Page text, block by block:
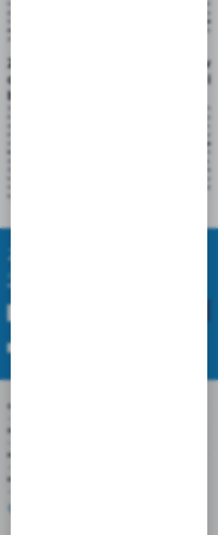
przeciwieństwie do opasek jednorazowych, które po zaciśnięciu
samozamykające oploty można wielokrotnie
otwierać i zamykać
, co pozwala na elastyczne dostosowanie do
zmieniających się potrzeb.
Zastosowanie oplotów
otwieranych w domowych i
biurowych instalacjach
instalacjach przynosi wiele korzyści. Organizacja kabli przy biurku czy
sprzęcie RTV staje się znacznie prostsza dzięki tym rozwiązaniom,
zapobiega
ich splątaniu i ułatwia ich identyfikację
sterowniczych oploty otwierane również odgrywają kluczową rolę.
Zapewniają łatwy dostęp do przewodów, co znacząco ułatwia
konserwację i zarządzanie infrastrukturą kablową. Dzięki nim technicy
mogą szybko zlokalizować i wymienić uszkodzone kable bez
konieczności demontażu całych wiązek.
Zapisz się do newslettera
otrzymuj informacje o nowościach i promocjach.
O NAS
INFORMACJE
MOJE KONTO
MASZ PYTANIE?